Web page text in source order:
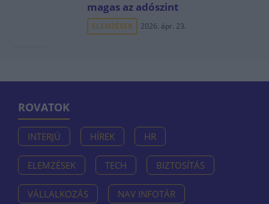
magas az adószint
ELEMZÉSEK 2026. ápr. 23.
ROVATOK
INTERJÚ HÍREK HR
ELEMZÉSEK TECH BIZTOSÍTÁS
VÁLLALKOZÁS NAV INFOTÁR